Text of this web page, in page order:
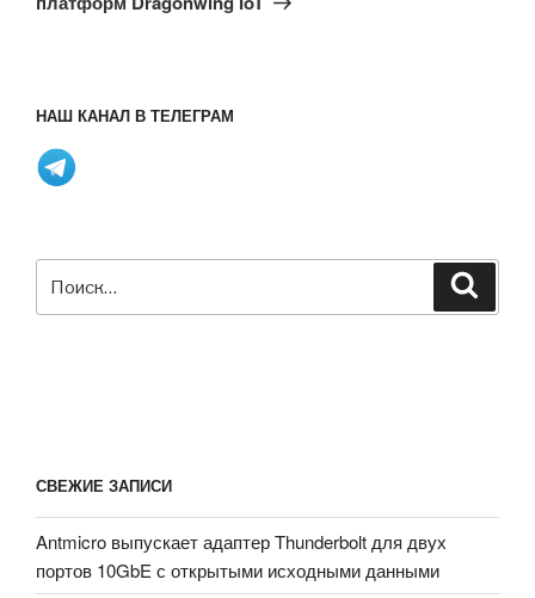
НАШ КАНАЛ В ТЕЛЕГРАМ
СВЕЖИЕ ЗАПИСИ
Antmicro выпускает адаптер Thunderbolt для двух
портов 10GbE с открытыми исходными данными